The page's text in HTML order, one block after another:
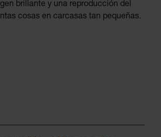
brillante y una reproducción del
cosas en carcasas tan pequeñas.